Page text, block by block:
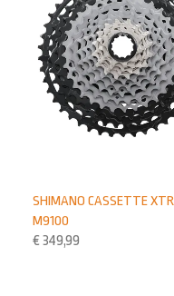
SHIMANO CASSETTE
M9100
€ 349,99